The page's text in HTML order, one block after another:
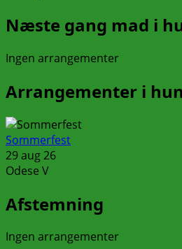
Næste gang mad i
Ingen arrangementer
Arrangementer i
Sommerfest
29 aug 26
Odese V
Afstemning
Ingen arrangementer